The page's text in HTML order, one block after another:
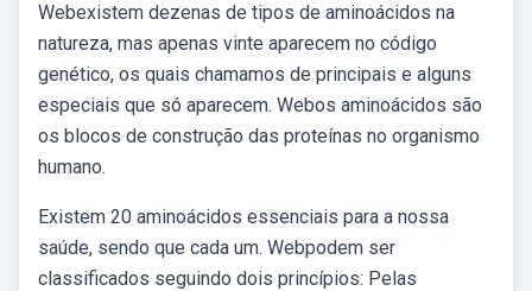
Webexistem dezenas de tipos de aminoácidos na
natureza, mas apenas vinte aparecem no código
genético, os quais chamamos de principais e alguns
especiais que só aparecem. Webos aminoácidos são
os blocos de construção das proteínas no organismo
humano.
Existem 20 aminoácidos essenciais para a nossa
saúde, sendo que cada um. Webpodem ser
classificados seguindo dois princípios: Pelas